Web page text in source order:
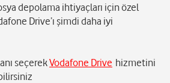
depolama ihtiyaçları için özel
Drive’ı şimdi daha iyi
seçerekVodafone Drive hizmetini